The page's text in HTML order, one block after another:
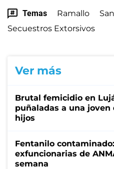
Temas Ramallo
Secuestros Extorsivos
Ver más
Brutal femicidio en
puñaladas a una
hijos
Fentanilo
exfuncionarias de
semana